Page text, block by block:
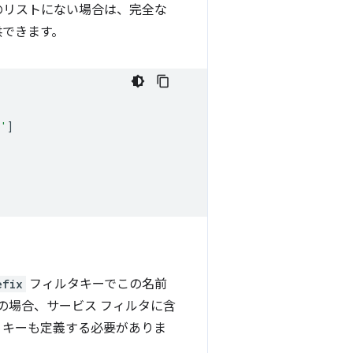
リストにない場合は、完全な
きます。
]
フィルタキーでこの名前
場合、サービス フィルタに含
キーも定義する必要がありま